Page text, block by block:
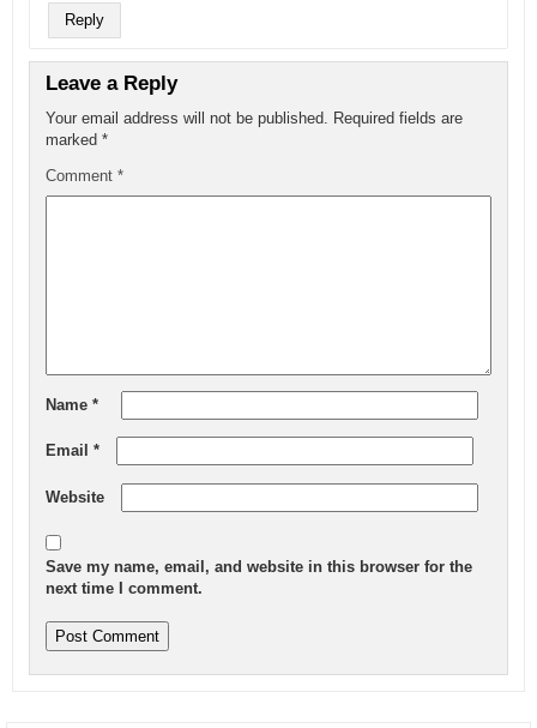
Reply
Leave a Reply
Your email address will not be published. Required fields are
marked *
Comment *
Name *
Email *
Website
Save my name, email, and website in this browser for the
next time I comment.